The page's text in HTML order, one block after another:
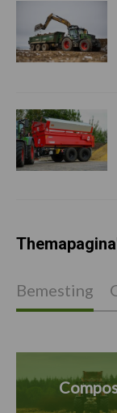
Bemesting